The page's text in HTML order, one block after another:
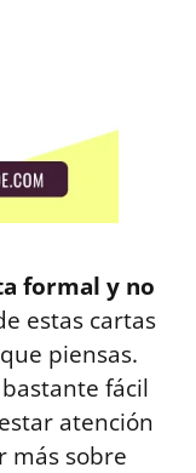
formal y no
estas cartas
piensas.
fácil
atención
más sobre